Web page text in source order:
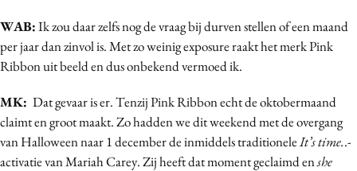
WAB:Ik zou daar zelfs nog de vraag bij durven stellen of een maand
per jaar dan zinvol is. Met zo weinig exposure raakt het merk Pink
Ribbon uit beeld en dus onbekend vermoed ik.
MK: Dat gevaar is er. Tenzij Pink Ribbon echt de oktobermaand
claimt en groot maakt. Zo hadden we dit weekend met de overgang
van Halloween naar 1 december de inmiddels traditioneleIt’s time..-
activatie van Mariah Carey. Zij heeft dat moment geclaimd enshe